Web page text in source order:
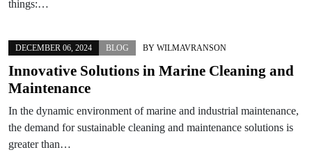
things:…
DECEMBER 06, 2024 BLOG BY WILMAVRANSON
Innovative Solutions in Marine Cleaning and
Maintenance
In the dynamic environment of marine and industrial maintenance,
the demand for sustainable cleaning and maintenance solutions is
greater than…